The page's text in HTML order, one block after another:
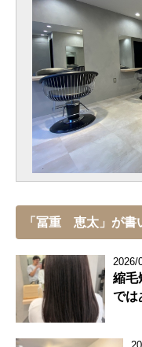
「冨重 恵太」が書
2026/
縮毛
では